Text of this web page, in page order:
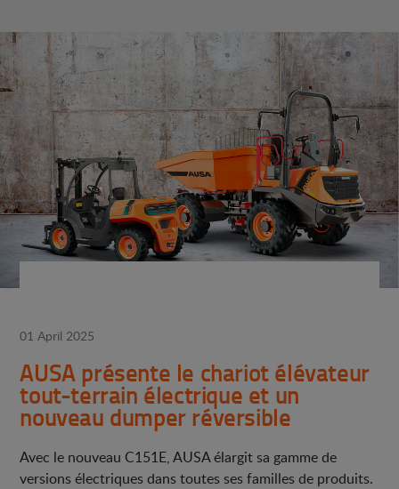
01 April 2025
AUSA présente le chariot élévateur
tout-terrain électrique et un
nouveau dumper réversible
Avec le nouveau C151E, AUSA élargit sa gamme de
versions électriques dans toutes ses familles de produits.